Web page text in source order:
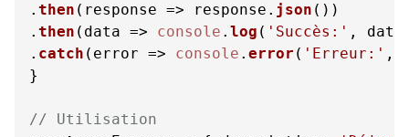
. then ( response => response. json ())
. then ( data => console . log ( 'Succès:' ,
. catch ( error => console . error ( 'Erreur:' ,
}
// Utilisation